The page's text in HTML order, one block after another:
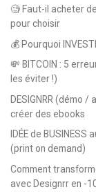
🧐 Faut-il acheter
pour choisir
💰 Pourquoi
💸 BITCOIN : 5
les éviter !)
DESIGNRR (démo
créer des ebooks
IDÉE de
(print on demand)
Comment
avec Designrr en -